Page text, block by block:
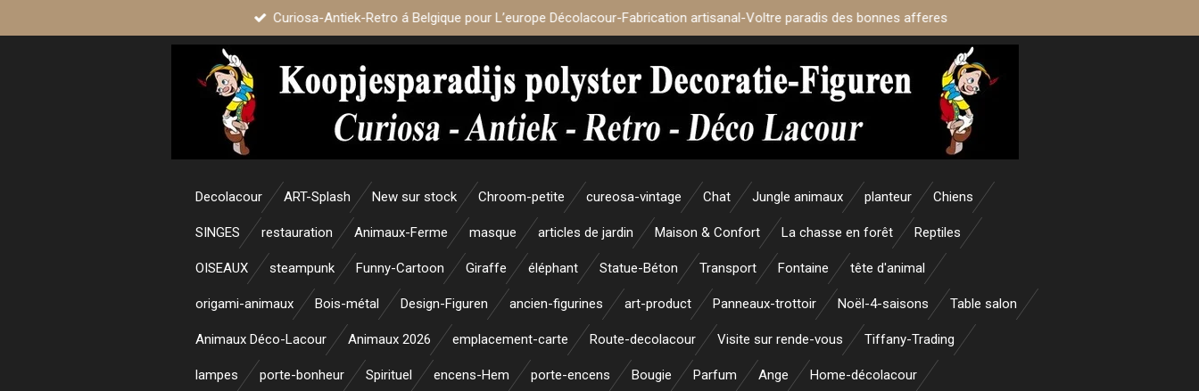
Curiosa-Antiek-Retro á Belgique pour L’europe Décolacour-Fabrication artisanal-Voltre paradis des bonnes afferes
Decolacour ART-Splash New sur stock Chroom-petite cureosa-vintage Chat Jungle animaux planteur Chiens
SINGES restauration Animaux-Ferme masque articles de jardin Maison & Confort La chasse en forêt Reptiles
OISEAUX steampunk Funny-Cartoon Giraffe éléphant Statue-Béton Transport Fontaine tête d'animal
origami-animaux Bois-métal Design-Figuren ancien-figurines art-product Panneaux-trottoir Noël-4-saisons Table salon
Animaux Déco-Lacour Animaux 2026 emplacement-carte Route-decolacour Visite sur rende-vous Tiffany-Trading
lampes porte-bonheur Spirituel encens-Hem porte-encens Bougie Parfum Ange Home-décolacour